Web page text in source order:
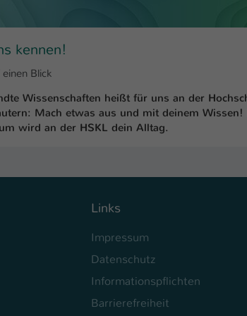
kennen!
Blick
Wissenschaften heißt für uns an der
Mach etwas aus und mit deinem Wissen!
wird an der HSKL dein Alltag.
Links
Impressum
Datenschutz
Informationspflichten
Barrierefreiheit
falls der
und es wird
gewährt.